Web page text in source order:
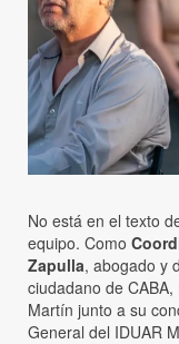
No está en el texto
equipo. Como
Zapulla, abogado y
ciudadano de CABA,
Martín junto a su
General del IDUAR